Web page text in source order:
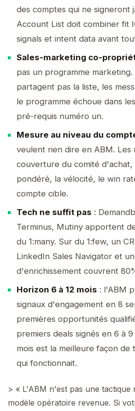
des comptes qui ne signeront
Account List doit combiner fit
signals et intent data avant
Sales-marketing co-
pas un programme marketing.
partagent pas la liste, les
le programme échoue dans
pré-requis numéro un.
Mesure au niveau du
veulent rien dire en ABM. Les
couverture du comité
pondéré, la vélocité, le win
compte cible.
Tech ne suffit pas :
Terminus, Mutiny apportent
du 1:many. Sur du 1:few, un
LinkedIn Sales Navigator et
d'enrichissement couvrent
Horizon 6 à 12 mois : l'ABM
signaux d'engagement en 8
premières opportunités
premiers deals signés en 6 à
mois est la meilleure façon de
qui fonctionnait.
> « L'ABM n'est pas une tactique
modèle opératoire revenue. Si